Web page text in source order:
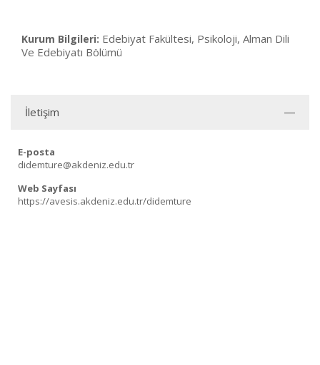
Kurum Bilgileri: Edebiyat Fakültesi, Psikoloji, Alman Dili
Ve Edebiyatı Bölümü
İletişim
E-posta
didemture@akdeniz.edu.tr
Web Sayfası
https://avesis.akdeniz.edu.tr/didemture